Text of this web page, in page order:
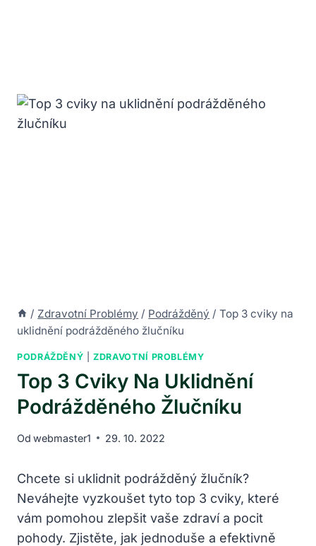
/ Zdravotní Problémy / Podrážděný / Top 3 cviky na
uklidnění podrážděného žlučníku
PODRÁŽDĚNÝ |ZDRAVOTNÍ PROBLÉMY
Top 3 Cviky Na Uklidnění
Podrážděného Žlučníku
Od webmaster1 29. 10. 2022
Chcete si uklidnit podrážděný žlučník?
Neváhejte vyzkoušet tyto top 3 cviky, které
vám pomohou zlepšit vaše zdraví a pocit
pohody. Zjistěte, jak jednoduše a efektivně